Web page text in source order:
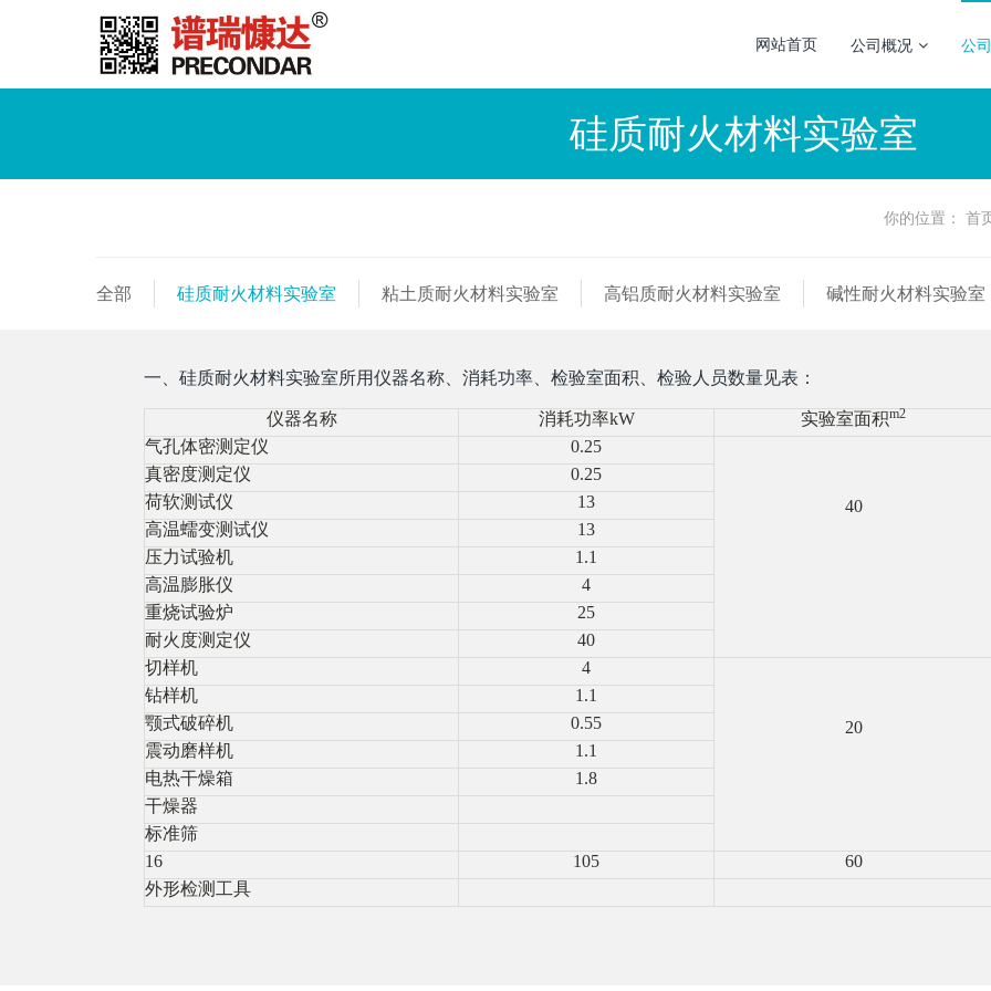
网站首页 公司概况 公
硅质耐火材料实验室
你的位置： 首
全部 硅质耐火材料实验室 粘土质耐火材料实验室 高铝质耐火材料实验室 碱性耐火材料实验室
一、硅质耐火材料实验室所用仪器名称、消耗功率、检验室面积、检验人员数量见表：
仪器名称 消耗功率kW 实验室面积m2
气孔体密测定仪
0.25
40
真密度测定仪
0.25
荷软测试仪
13
高温蠕变测试仪
13
压力试验机
1.1
高温膨胀仪
4
重烧试验炉
25
耐火度测定仪
40
切样机
4
20
钻样机
1.1
颚式破碎机
0.55
震动磨样机
1.1
电热干燥箱
1.8
干燥器
标准筛
16
105 60
外形检测工具